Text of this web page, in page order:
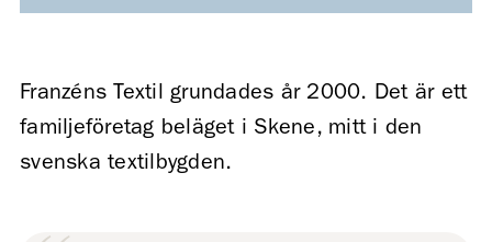
Franzéns Textil grundades år 2000. Det är ett
familjeföretag beläget i Skene, mitt i den
svenska textilbygden.